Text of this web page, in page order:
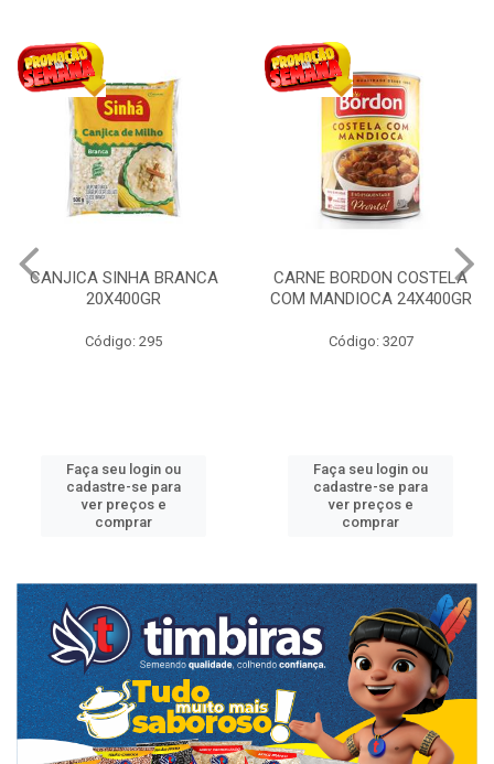
CANJICA SINHA BRANCA
20X400GR
Código: 295
Faça seu login ou
cadastre-se para
ver preços e
comprar
CARNE BORDON COSTELA
COM MANDIOCA 24X400GR
Código: 3207
Faça seu login ou
cadastre-se para
ver preços e
comprar